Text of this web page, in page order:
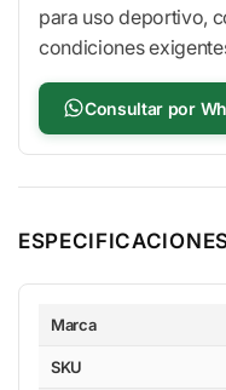
para uso deportivo,
condiciones
Consultar por
Especificaciones
Marca
SKU